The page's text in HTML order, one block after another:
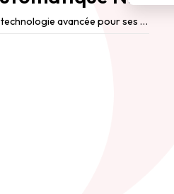
L'entreprise ukrainienne Neverdark a conçu une technologie avancée pour ses cheminées ...